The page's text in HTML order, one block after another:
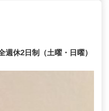
休2日制（土曜・日曜）